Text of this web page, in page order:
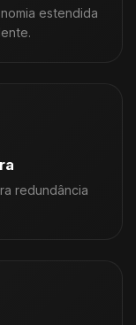
estendida
redundância